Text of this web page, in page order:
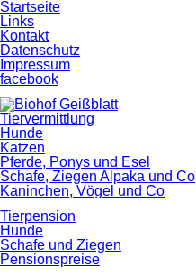
Startseite
Links
Kontakt
Datenschutz
Impressum
facebook
Tiervermittlung
Hunde
Katzen
Pferde, Ponys und Esel
Schafe, Ziegen Alpaka und Co
Kaninchen, Vögel und Co
Tierpension
Hunde
Schafe und Ziegen
Pensionspreise